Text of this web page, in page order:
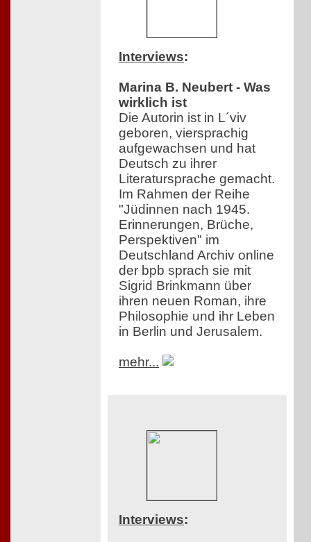
Interviews:
Marina B. Neubert - Was
wirklich ist
Die Autorin ist in L´viv
geboren, viersprachig
aufgewachsen und hat
Deutsch zu ihrer
Literatursprache gemacht.
Im Rahmen der Reihe
"Jüdinnen nach 1945.
Erinnerungen, Brüche,
Perspektiven" im
Deutschland Archiv online
der bpb sprach sie mit
Sigrid Brinkmann über
ihren neuen Roman, ihre
Philosophie und ihr Leben
in Berlin und Jerusalem.
mehr...
Interviews: